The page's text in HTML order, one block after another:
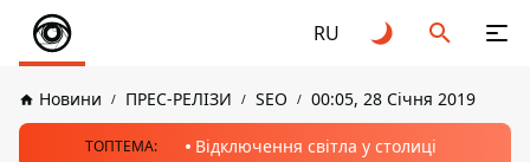
RU
Новини ПРЕС-РЕЛІЗИ SEO 00:05, 28 Січня 2019
ТОПТЕМА: Відключення світла у столиці